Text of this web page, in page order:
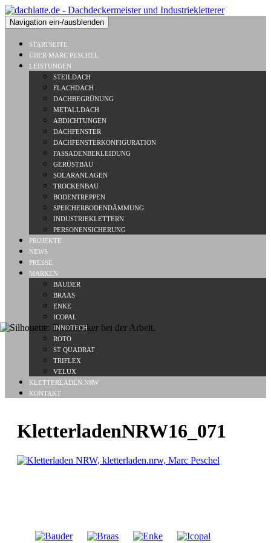
Navigation ein-/ausblenden
STARTSEITE
ÜBER MARC PESCHEL
LEISTUNGEN
STEILDACH
FLACHDACH
DACHBEGRÜNUNG
METALLDACH
ABDICHTUNGEN
DACHFENSTER
DACHFENSTERKONFIGURATION
FASSADENBEKLEIDUNG
GERÜSTBAU
SOLARANLAGEN
TROCKENBAU
BODENTREPPEN
SPEICHERBODENDÄMMUNG
INDUSTRIEKLETTERN
PERSONENSICHERUNG
PROJEKTE
NEWS
PRESSE
MARKEN
BAUDER
BRAAS
ENKE
ICOPAL
INNOTECH
ROTO
ST QUADRAT
TRIFLEX
VELUX
KLETTERLADEN.NRW
KONTAKT
KletterladenNRW16_071